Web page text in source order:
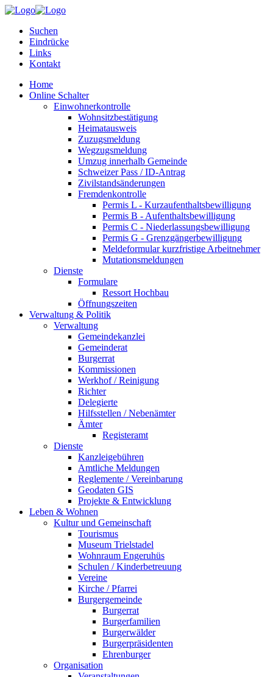
Suchen
Eindrücke
Links
Kontakt
Home
Online Schalter
Einwohnerkontrolle
Wohnsitzbestätigung
Heimatausweis
Zuzugsmeldung
Wegzugsmeldung
Umzug innerhalb Gemeinde
Schweizer Pass / ID-Antrag
Zivilstandsänderungen
Fremdenkontrolle
Permis L - Kurzaufenthaltsbewilligung
Permis B - Aufenthaltsbewilligung
Permis C - Niederlassungsbewilligung
Permis G - Grenzgängerbewilligung
Meldeformular kurzfristige Arbeitnehmer
Mutationsmeldungen
Dienste
Formulare
Ressort Hochbau
Öffnungszeiten
Verwaltung & Politik
Verwaltung
Gemeindekanzlei
Gemeinderat
Burgerrat
Kommissionen
Werkhof / Reinigung
Richter
Delegierte
Hilfsstellen / Nebenämter
Ämter
Registeramt
Dienste
Kanzleigebühren
Amtliche Meldungen
Reglemente / Vereinbarung
Geodaten GIS
Projekte & Entwicklung
Leben & Wohnen
Kultur und Gemeinschaft
Tourismus
Museum Trielstadel
Wohnraum Engeruhüs
Schulen / Kinderbetreuung
Vereine
Kirche / Pfarrei
Burgergemeinde
Burgerrat
Burgerfamilien
Burgerwälder
Burgerpräsidenten
Ehrenburger
Organisation